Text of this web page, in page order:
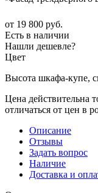
от 19 800 руб.
Есть в наличии
Нашли дешевле?
Цвет
Высота шкафа-купе,
Цена действительна
отличаться от цен в
Описание
Отзывы
Задать вопрос
Наличие
Доставка и